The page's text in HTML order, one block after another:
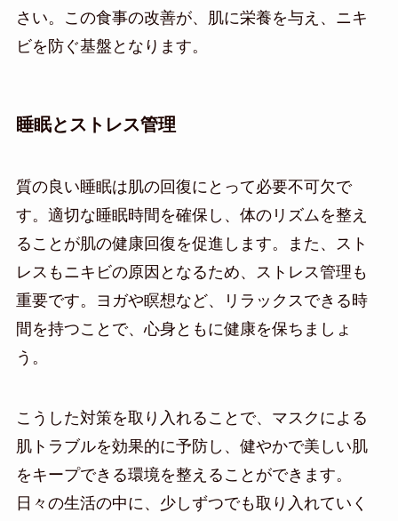
さい。この食事の改善が、肌に栄養を与え、ニキ
ビを防ぐ基盤となります。
睡眠とストレス管理
質の良い睡眠は肌の回復にとって必要不可欠で
す。適切な睡眠時間を確保し、体のリズムを整え
ることが肌の健康回復を促進します。また、スト
レスもニキビの原因となるため、ストレス管理も
重要です。ヨガや瞑想など、リラックスできる時
間を持つことで、心身ともに健康を保ちましょ
う。
こうした対策を取り入れることで、マスクによる
肌トラブルを効果的に予防し、健やかで美しい肌
をキープできる環境を整えることができます。
日々の生活の中に、少しずつでも取り入れていく